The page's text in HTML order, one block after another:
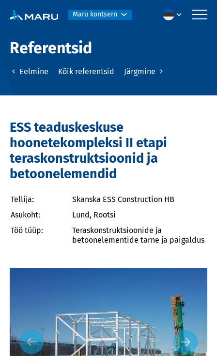
Maru kontsern
Referentsid
Eelmine Kõik referentsid Järgmine
ESS teaduskeskuse
hoonetekompleksi II etapi
teraskonstruktsioonid ja
betoonelemendid
Tellija:
Skanska ESS Construction HB
Asukoht:
Lund, Rootsi
Töö tüüp:
Teraskonstruktsioonide ja
betoonelementide tarne ja paigaldus